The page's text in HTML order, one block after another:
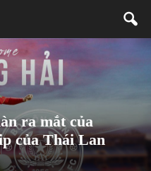
ra mắt của
của Thái Lan